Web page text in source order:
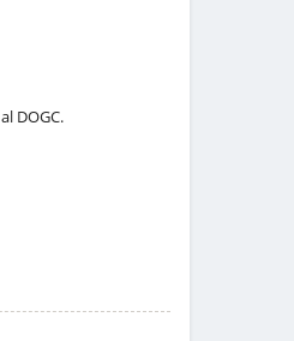
DOGC.